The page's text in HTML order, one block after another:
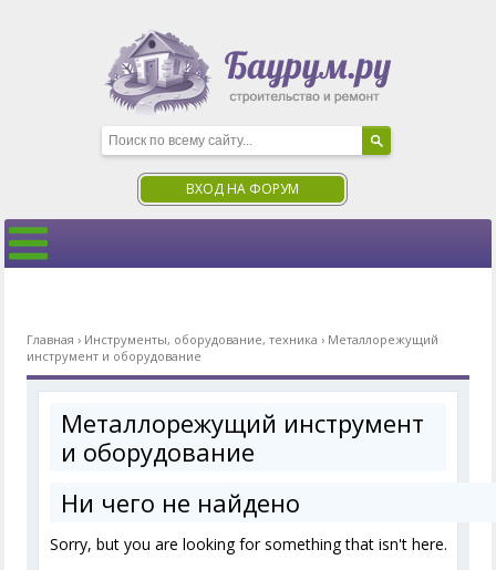
ВХОД НА ФОРУМ
Главная › Инструменты, оборудование, техника › Металлорежущий
инструмент и оборудование
Металлорежущий инструмент
и оборудование
Ни чего не найдено
Sorry, but you are looking for something that isn't here.